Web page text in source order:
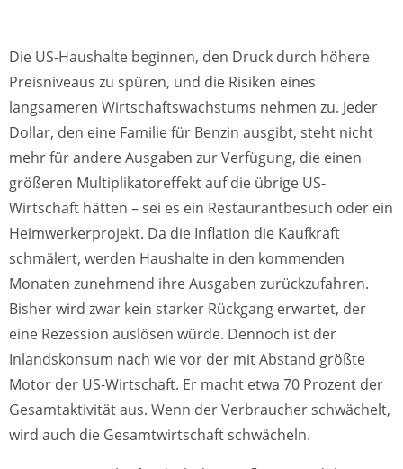
Die US-Haushalte beginnen, den Druck durch höhere
Preisniveaus zu spüren, und die Risiken eines
langsameren Wirtschaftswachstums nehmen zu. Jeder
Dollar, den eine Familie für Benzin ausgibt, steht nicht
mehr für andere Ausgaben zur Verfügung, die einen
größeren Multiplikatoreffekt auf die übrige US-
Wirtschaft hätten – sei es ein Restaurantbesuch oder ein
Heimwerkerprojekt. Da die Inflation die Kaufkraft
schmälert, werden Haushalte in den kommenden
Monaten zunehmend ihre Ausgaben zurückzufahren.
Bisher wird zwar kein starker Rückgang erwartet, der
eine Rezession auslösen würde. Dennoch ist der
Inlandskonsum nach wie vor der mit Abstand größte
Motor der US-Wirtschaft. Er macht etwa 70 Prozent der
Gesamtaktivität aus. Wenn der Verbraucher schwächelt,
wird auch die Gesamtwirtschaft schwächeln.